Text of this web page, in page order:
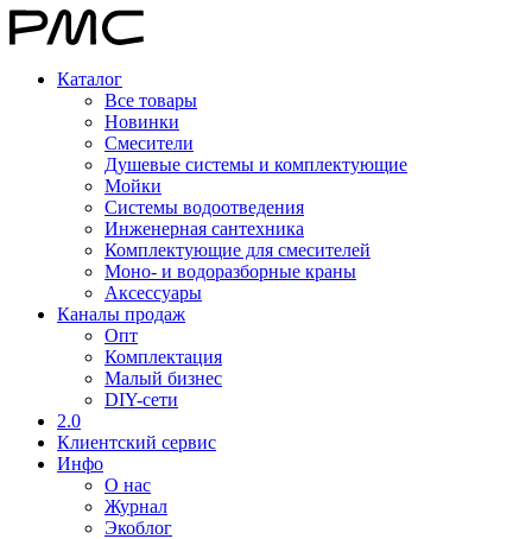
Каталог
Все товары
Новинки
Смесители
Душевые системы и комплектующие
Мойки
Системы водоотведения
Инженерная сантехника
Комплектующие для смесителей
Моно- и водоразборные краны
Аксессуары
Каналы продаж
Опт
Комплектация
Малый бизнес
DIY-сети
2.0
Клиентский сервис
Инфо
О нас
Журнал
Экоблог